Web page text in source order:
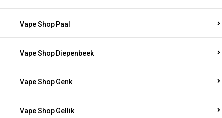
Vape Shop Paal
Vape Shop Diepenbeek
Vape Shop Genk
Vape Shop Gellik